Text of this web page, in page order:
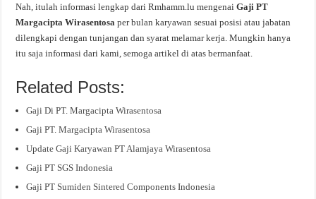
Nah, itulah informasi lengkap dari Rmhamm.lu mengenaiGaji PT
Margacipta Wirasentosaper bulan karyawan sesuai posisi atau jabatan
dilengkapi dengan tunjangan dan syarat melamar kerja. Mungkin hanya
itu saja informasi dari kami, semoga artikel di atas bermanfaat.
Related Posts:
Gaji Di PT. Margacipta Wirasentosa
Gaji PT. Margacipta Wirasentosa
Update Gaji Karyawan PT Alamjaya Wirasentosa
Gaji PT SGS Indonesia
Gaji PT Sumiden Sintered Components Indonesia